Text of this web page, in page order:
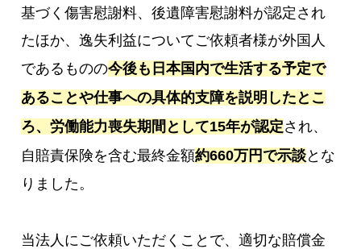
基づく傷害慰謝料、後遺障害慰謝料が認定され
たほか、逸失利益についてご依頼者様が外国人
であるものの今後も日本国内で生活する予定で
あることや仕事への具体的支障を説明したとこ
ろ、労働能力喪失期間として15年が認定され、
自賠責保険を含む最終金額約660万円で示談とな
りました。
当法人にご依頼いただくことで、適切な賠償金